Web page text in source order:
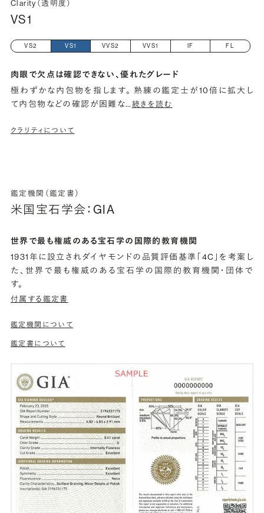
Clarity（透明度）
VS1
VS2 VS1 VVS2 VVS1 IF FL
肉眼で欠点は確認できない、優れたグレード
極わずかな内包物を指します。 熟練の鑑定士が10倍に拡大し
て内包物などの確認が困難な…続きを読む
クラリティについて
鑑定機関（鑑定書）
米国宝石学会：GIA
世界で最も権威のある宝石学の国際的教育機関
1931年に設立されダイヤモンドの品質評価基準「4C」を考案し
た、世界で最も権威のある宝石学の国際的教育機関・団体で
す。
付属する鑑定書
鑑定機関について
鑑定書について